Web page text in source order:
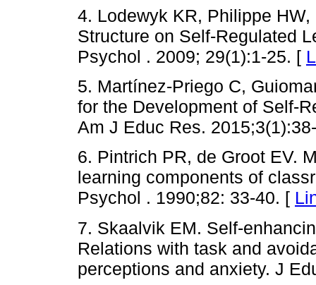
4. Lodewyk KR, Philippe
Structure on Self-Regulated
Psychol . 2009; 29(1):1-25. [
5. Martínez-Priego C,
for the Development of Self-
Am J Educ Res.
6. Pintrich PR, de Groot EV.
learning components of
Psychol . 1990;82: 33-40. [
7. Skaalvik EM. Self-
Relations with task and
perceptions and anxiety. J